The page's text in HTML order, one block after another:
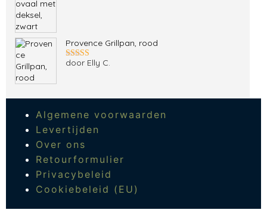
Provence Grillpan, rood
Gewaardeerd
door Elly C.
Algemene voorwaarden
Levertijden
Over ons
Retourformulier
Privacybeleid
Cookiebeleid (EU)